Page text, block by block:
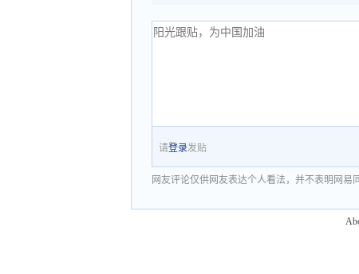
请登录发贴
网友评论仅供网友表达个人看法，并不表明网易